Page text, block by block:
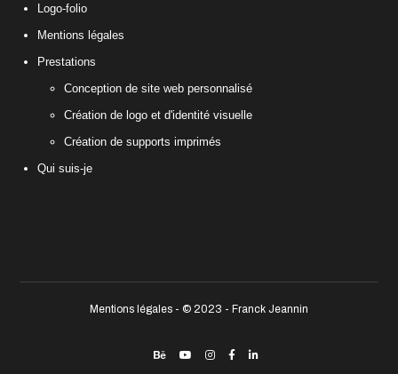
Logo-folio
Mentions légales
Prestations
Conception de site web personnalisé
Création de logo et d'identité visuelle
Création de supports imprimés
Qui suis-je
Mentions légales - © 2023 - Franck Jeannin